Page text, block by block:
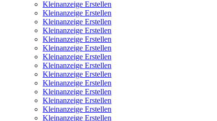
Kleinanzeige Erstellen
Kleinanzeige Erstellen
Kleinanzeige Erstellen
Kleinanzeige Erstellen
Kleinanzeige Erstellen
Kleinanzeige Erstellen
Kleinanzeige Erstellen
Kleinanzeige Erstellen
Kleinanzeige Erstellen
Kleinanzeige Erstellen
Kleinanzeige Erstellen
Kleinanzeige Erstellen
Kleinanzeige Erstellen
Kleinanzeige Erstellen